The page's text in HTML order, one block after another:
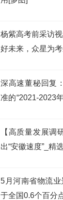
杨紫高考前采访
好未来，众星为
深高速董秘回复
准的“2021-2023
【高质量发展调
出“安徽速度”_精
5月河南省物流
于全国0.6个百分